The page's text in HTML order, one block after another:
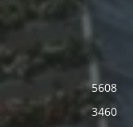
5608
3460